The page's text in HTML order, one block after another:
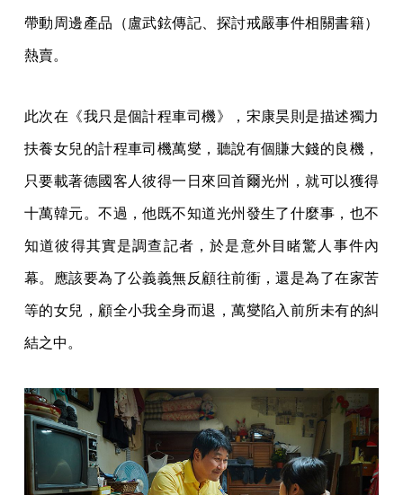
帶動周邊產品（盧武鉉傳記、探討戒嚴事件相關書籍）
熱賣。
此次在《我只是個計程車司機》，宋康昊則是描述獨力
扶養女兒的計程車司機萬燮，聽說有個賺大錢的良機，
只要載著德國客人彼得一日來回首爾光州，就可以獲得
十萬韓元。不過，他既不知道光州發生了什麼事，也不
知道彼得其實是調查記者，於是意外目睹驚人事件內
幕。應該要為了公義義無反顧往前衝，還是為了在家苦
等的女兒，顧全小我全身而退，萬燮陷入前所未有的糾
結之中。